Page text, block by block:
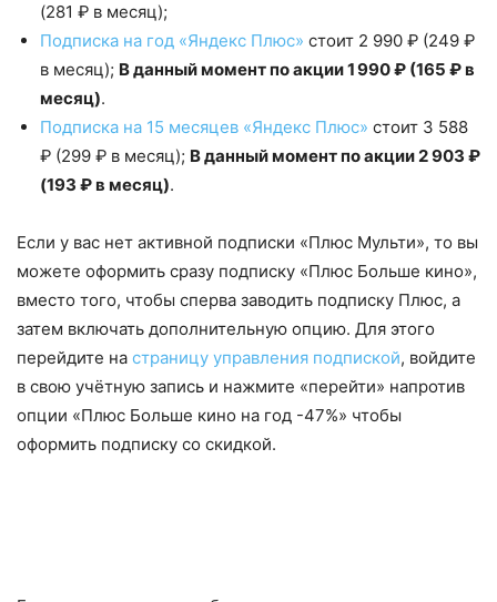
(281 ₽ в месяц);
Подписка на год «Яндекс Плюс» стоит 2 990 ₽ (249 ₽
в месяц); В данный момент по акции 1 990 ₽ (165 ₽ в
месяц).
Подписка на 15 месяцев «Яндекс Плюс» стоит 3 588
₽ (299 ₽ в месяц); В данный момент по акции 2 903 ₽
(193 ₽ в месяц).
Если у вас нет активной подписки «Плюс Мульти», то вы
можете оформить сразу подписку «Плюс Больше кино»,
вместо того, чтобы сперва заводить подписку Плюс, а
затем включать дополнительную опцию. Для этого
перейдите на страницу управления подпиской, войдите
в свою учётную запись и нажмите «перейти» напротив
опции «Плюс Больше кино на год -47%» чтобы
оформить подписку со скидкой.